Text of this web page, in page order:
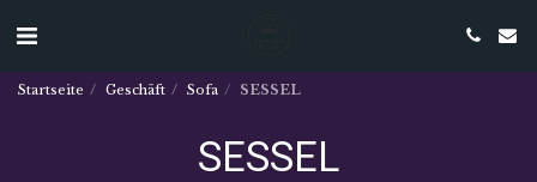
Startseite Geschäft Sofa SESSEL
SESSEL